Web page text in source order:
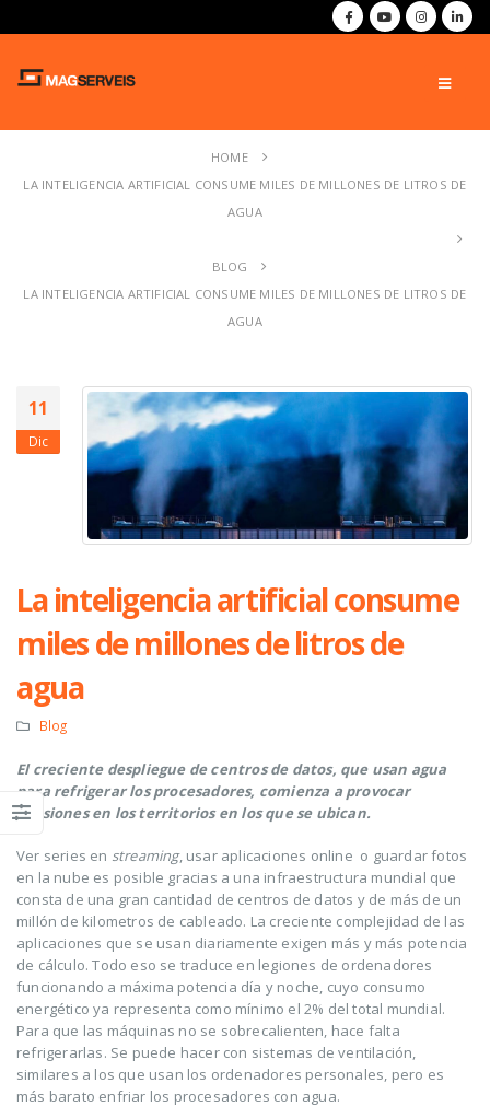
HOME
LA INTELIGENCIA ARTIFICIAL CONSUME MILES DE MILLONES DE LITROS DE
AGUA
BLOG
LA INTELIGENCIA ARTIFICIAL CONSUME MILES DE MILLONES DE LITROS DE
AGUA
11
Dic
La inteligencia artificial consume
miles de millones de litros de
agua
Blog
El creciente despliegue de centros de datos, que usan agua
para refrigerar los procesadores, comienza a provocar
tensiones en los territorios en los que se ubican.
Ver series en streaming, usar aplicaciones online o guardar fotos
en la nube es posible gracias a una infraestructura mundial que
consta de una gran cantidad de centros de datos y de más de un
millón de kilometros de cableado. La creciente complejidad de las
aplicaciones que se usan diariamente exigen más y más potencia
de cálculo. Todo eso se traduce en legiones de ordenadores
funcionando a máxima potencia día y noche, cuyo consumo
energético ya representa como mínimo el 2% del total mundial.
Para que las máquinas no se sobrecalienten, hace falta
refrigerarlas. Se puede hacer con sistemas de ventilación,
similares a los que usan los ordenadores personales, pero es
más barato enfriar los procesadores con agua.